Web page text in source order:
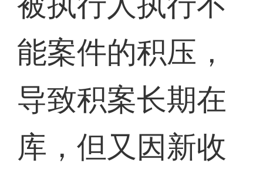
能案件的积压，
导致积案长期在
库，但又因新收